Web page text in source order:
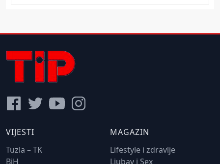
VIJESTI
Tuzla – TK
BiH
MAGAZIN
Lifestyle i zdravlje
Ljubav i Sex